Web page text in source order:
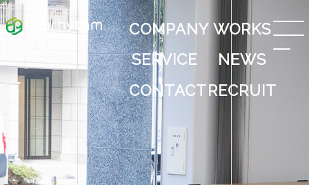
COMPANY WORKS
SERVICE
NEWS
CONTACTRECRUIT